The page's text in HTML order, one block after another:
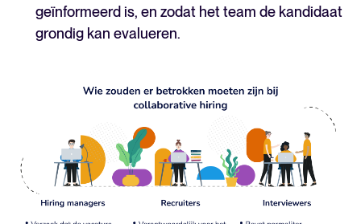
geïnformeerd is, en zodat het team de kandidaat
grondig kan evalueren.